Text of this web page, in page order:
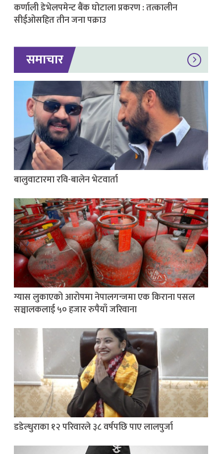
कर्णाली डेभेलपमेन्ट बैंक घोटाला प्रकरण : तत्कालीन
सीईओसहित तीन जना पक्राउ
समाचार
बालुवाटारमा रवि-बालेन भेटवार्ता
ग्यास लुकाएको आरोपमा नेपालगन्जमा एक किराना पसल
सञ्चालकलाई ५० हजार रुपैयाँ जरिवाना
डडेल्धुराका १२ परिवारले ३८ वर्षपछि पाए लालपुर्जा